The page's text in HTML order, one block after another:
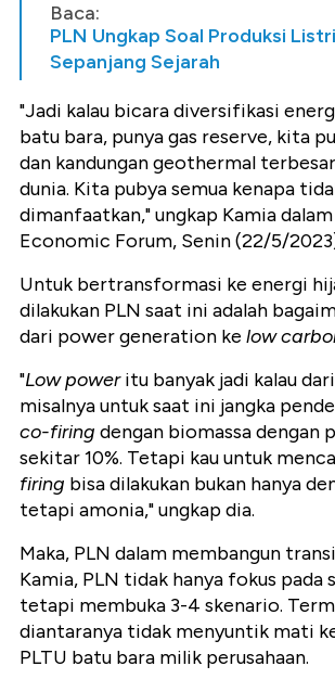
Baca:
PLN Ungkap Soal Produksi
Sepanjang Sejarah
"Jadi kalau bicara diversifikasi
batu bara, punya gas reserve, kita
dan kandungan geothermal
dunia. Kita pubya semua kenapa
dimanfaatkan," ungkap Kamia
Economic Forum, Senin (22/5/
Untuk bertransformasi ke energi
dilakukan PLN saat ini adalah
dari power generation ke low
"Low poweritu banyak jadi kalau
misalnya untuk saat ini jangka
co-firing dengan biomassa dengan
sekitar 10%. Tetapi kau untuk
firing bisa dilakukan bukan hanya
tetapi amonia," ungkap dia.
Maka, PLN dalam membangun
Kamia, PLN tidak hanya fokus pada
tetapi membuka 3-4 skenario.
diantaranya tidak menyuntik mati
PLTU batu bara milik perusahaan.